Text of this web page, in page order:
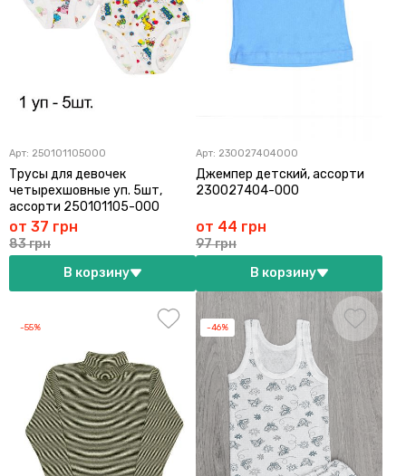
Арт: 250101105000
Трусы для девочек
четырехшовные уп. 5шт,
ассорти 250101105-000
от 37 грн
83 грн
В корзину
Арт: 230027404000
Джемпер детский, ассорти
230027404-000
от 44 грн
97 грн
В корзину
-55% -46%